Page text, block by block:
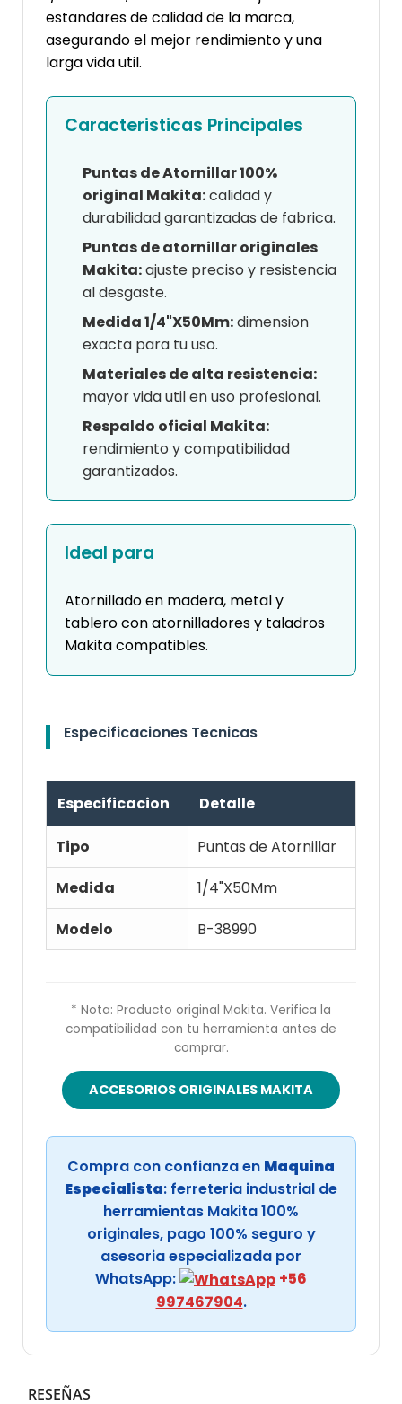
estandares de calidad de la marca,
asegurando el mejor rendimiento y una
larga vida util.
Caracteristicas Principales
Puntas de Atornillar 100%
original Makita:calidad y
durabilidad garantizadas de fabrica.
Puntas de atornillar originales
Makita:ajuste preciso y resistencia
al desgaste.
Medida 1/4"X50Mm:dimension
exacta para tu uso.
Materiales de alta resistencia:
mayor vida util en uso profesional.
Respaldo oficial Makita:
rendimiento y compatibilidad
garantizados.
Ideal para
Atornillado en madera, metal y
tablero con atornilladores y taladros
Makita compatibles.
Especificaciones Tecnicas
Especificacion Detalle
Tipo
Puntas de Atornillar
Medida
1/4"X50Mm
Modelo
B-38990
* Nota: Producto original Makita. Verifica la
compatibilidad con tu herramienta antes de
comprar.
ACCESORIOS ORIGINALES MAKITA
Compra con confianza en Maquina
Especialista: ferreteria industrial de
herramientas Makita 100%
originales, pago 100% seguro y
asesoria especializada por
WhatsApp:
+56
997467904.
RESEÑAS